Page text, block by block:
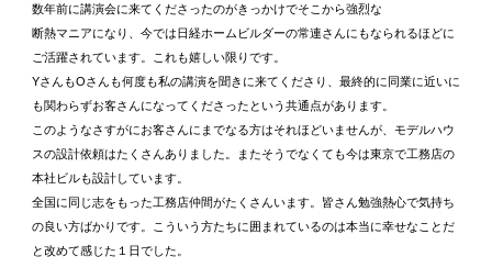
数年前に講演会に来てくださったのがきっかけでそこから強烈な
断熱マニアになり、今では日経ホームビルダーの常連さんにもなられるほどに
ご活躍されています。これも嬉しい限りです。
YさんもOさんも何度も私の講演を聞きに来てくださり、最終的に同業に近いに
も関わらずお客さんになってくださったという共通点があります。
このようなさすがにお客さんにまでなる方はそれほどいませんが、モデルハウ
スの設計依頼はたくさんありました。またそうでなくても今は東京で工務店の
本社ビルも設計しています。
全国に同じ志をもった工務店仲間がたくさんいます。皆さん勉強熱心で気持ち
の良い方ばかりです。こういう方たちに囲まれているのは本当に幸せなことだ
と改めて感じた１日でした。